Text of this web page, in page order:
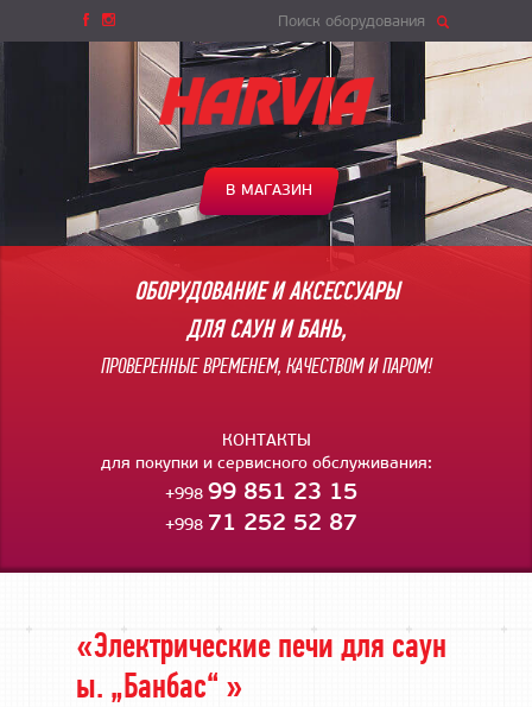
Поиск оборудования
В МАГАЗИН
ОБОРУДОВАНИЕ И АКСЕССУАРЫ
ДЛЯ САУН И БАНЬ,
ПРОВЕРЕННЫЕ ВРЕМЕНЕМ, КАЧЕСТВОМ И ПАРОМ!
КОНТАКТЫ
для покупки и сервисного обслуживания:
+998 99 851 23 15
+998 71 252 52 87
«Электрические печи для саун
ы. „Банбас“ »